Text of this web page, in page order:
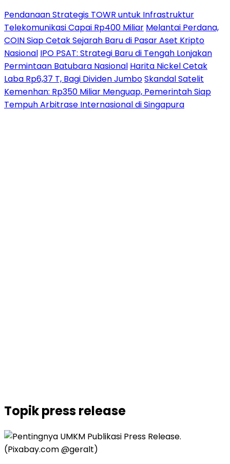
Pendanaan Strategis TOWR untuk Infrastruktur
Telekomunikasi Capai Rp400 Miliar Melantai Perdana,
COIN Siap Cetak Sejarah Baru di Pasar Aset Kripto
Nasional IPO PSAT: Strategi Baru di Tengah Lonjakan
Permintaan Batubara Nasional Harita Nickel Cetak
Laba Rp6,37 T, Bagi Dividen JumboSkandal Satelit
Kemenhan: Rp350 Miliar Menguap, Pemerintah Siap
Tempuh Arbitrase Internasional di Singapura
Topikpress release